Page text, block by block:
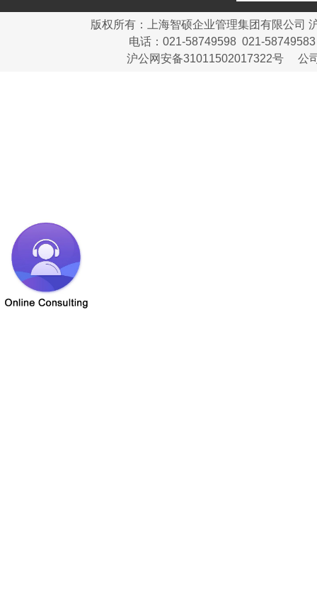
版权所有：上海智硕企业管理集团有限公司
电话：021-58749598 021-
沪公网安备31011502017322号 公司